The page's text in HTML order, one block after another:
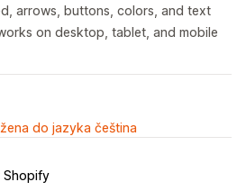
arrows, buttons, colors, and text
on desktop, tablet, and mobile
do jazyka čeština
Shopify